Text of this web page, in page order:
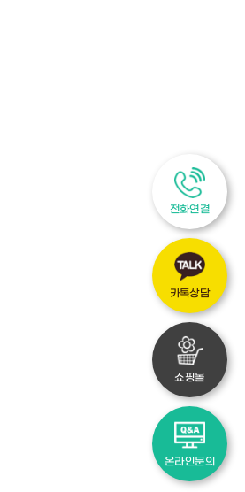
전화연결
카톡상담
쇼핑몰
온라인문의